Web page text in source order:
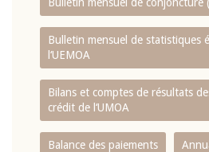
Bulletin mensuel de statistiques
l‘UEMOA
Bilans et comptes de résultats
crédit de l‘UMOA
Balance des paiements